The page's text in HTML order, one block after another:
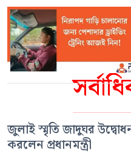
জুলাই স্মৃতি জাদুঘর
করলেন প্রধানমন্ত্রী